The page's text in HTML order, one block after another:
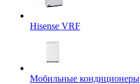
Hisense VRF
Мобильные кондиционеры